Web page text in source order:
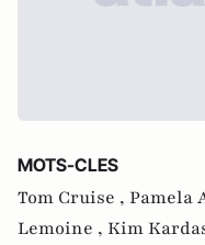
MOTS-CLES
Tom Cruise , Pamela
Lemoine , Kim